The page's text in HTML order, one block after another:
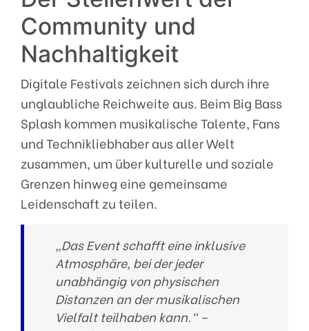
Community und
Nachhaltigkeit
Digitale Festivals zeichnen sich durch ihre
unglaubliche Reichweite aus. Beim Big Bass
Splash kommen musikalische Talente, Fans
und Technikliebhaber aus aller Welt
zusammen, um über kulturelle und soziale
Grenzen hinweg eine gemeinsame
Leidenschaft zu teilen.
„Das Event schafft eine inklusive
Atmosphäre, bei der jeder
unabhängig von physischen
Distanzen an der musikalischen
Vielfalt teilhaben kann.“ –